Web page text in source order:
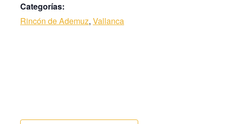
Categorías:
Rincón de Ademuz, Vallanca